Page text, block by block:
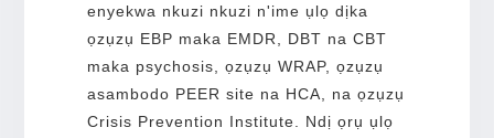
enyekwa nkuzi nkuzi n'ime ụlọ dịka
ọzụzụ EBP maka EMDR, DBT na CBT
maka psychosis, ọzụzụ WRAP, ọzụzụ
asambodo PEER site na HCA, na ọzụzụ
Crisis Prevention Institute. Ndị ọrụ ụlọ